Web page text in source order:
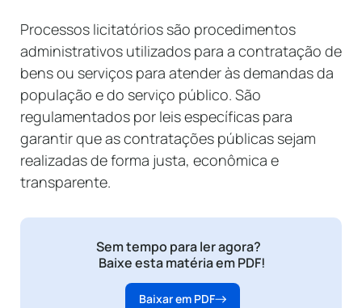
Processos licitatórios são procedimentos
administrativos utilizados para a contratação de
bens ou serviços para atender às demandas da
população e do serviço público. São
regulamentados por leis específicas para
garantir que as contratações públicas sejam
realizadas de forma justa, econômica e
transparente.
Sem tempo para ler agora?
Baixe esta matéria em PDF!
Baixar em PDF